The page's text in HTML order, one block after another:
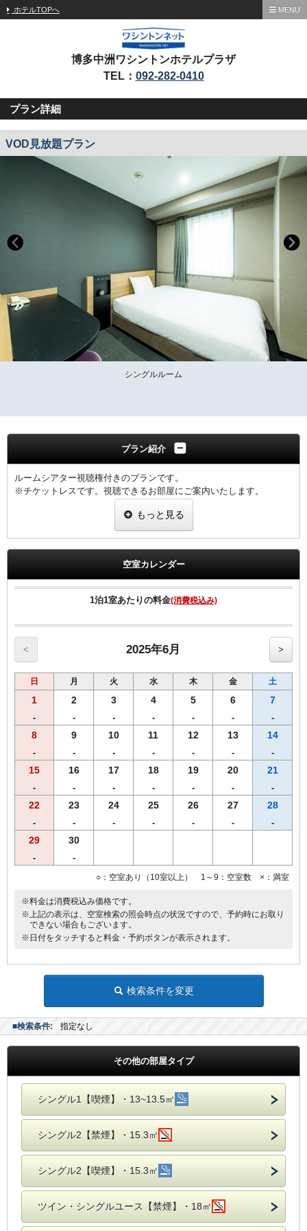
ホテルTOPへ MENU
博多中洲ワシントンホテルプラザ
TEL： 092-282-0410
プラン詳細
VOD見放題プラン
シングルルーム
プラン紹介
ルームシアター視聴権付きのプランです。
※チケットレスです。視聴できるお部屋にご案内いたします。
※午前10時まで視聴可能です。
♪お仕事の後は、ゆっくりとお部屋で最新のルームシアターを観賞
◆領収書は、宿泊代金の総額にて明記されます◆
●リバーシブル枕採用。
●Wi-Fi全室対応。
●マイナスイオンドライヤー完備
●ベッドは、ゆったりセミダブルサイズ（幅120㎝）
●プリペイド式ＶＯＤシステム（1泊1000円／150タイトル見放題）
■福岡市条例により2020年4月1日宿泊者1人1泊につき，以下のとおり
宿泊料金2万円未満 200円（うち県税50円）
宿泊料金2万円以上 500円（うち県税50円）
※福岡市宿泊税はプラン料金に含まれておりません。
もっと見る
空室カレンダー
1泊1室あたりの料金(消費税込み)
< 2025年6月 >
日 月 火 水 木 金 土
1
-
2
-
3
-
4
-
5
-
6
-
7
-
8
-
9
-
10
-
11
-
12
-
13
-
14
-
15
-
16
-
17
-
18
-
19
-
20
-
21
-
22
-
23
-
24
-
25
-
26
-
27
-
28
-
29
-
30
-
○：空室あり（10室以上） 1～9：空室数 ×：満室
※料金は消費税込み価格です。
※上記の表示は、空室検索の照会時点の状況ですので、予約時にお取り
できない場合もございます。
※日付をタッチすると料金・予約ボタンが表示されます。
検索条件を変更
■検索条件: 指定なし
その他の部屋タイプ
シングル1【喫煙】・13~13.5㎡
シングル2【禁煙】・15.3㎡
シングル2【喫煙】・15.3㎡
ツイン・シングルユース【禁煙】・18㎡